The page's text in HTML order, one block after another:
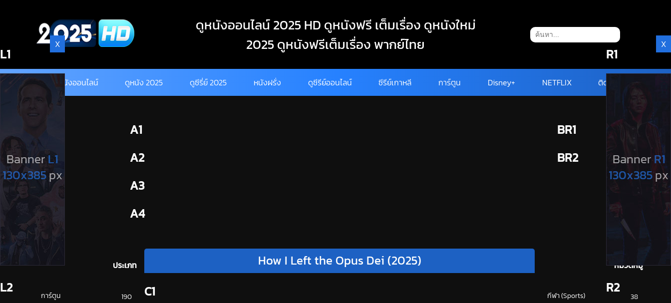
ดูหนังออนไลน์ 2025 HD ดูหนังฟรี เต็มเรื่อง ดูหนังใหม่
2025 ดูหนังฟรีเต็มเรื่อง พากย์ไทย
ดูหนังออนไลน์ ดูหนัง 2025 ดูซีรี่ย์ 2025 หนังฝรั่ง ดูซีรีย์ออนไลน์ ซีรีย์เกาหลี การ์ตูน Disney+ NETFLIX ติดต่อ
BL2
A1
A2
A3
A4
BR1
BR2
ประเภท
การ์ตูน
190
How I Left the Opus Dei (2025)
C1
หมวดหมู่
กีฬา (Sports)
38
X
L1
L2
X
R1
R2